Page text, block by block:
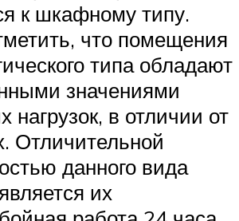
к шкафному типу.
что помещения
типа обладают
значениями
нагрузок, в отличии от
Отличительной
данного вида
их